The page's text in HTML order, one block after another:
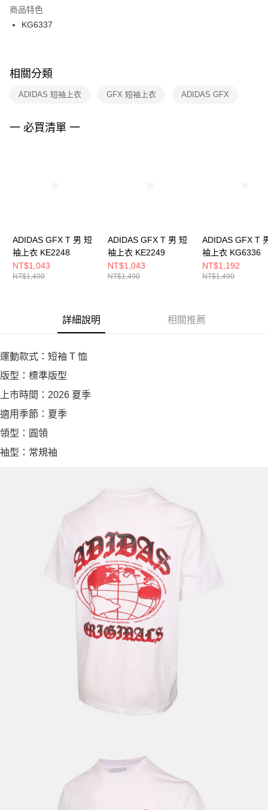
２．訂單成立數日內，您將收到繳費通知簡訊。
３．收到繳費通知簡訊後14天內，點擊此簡訊中的連結，可透過四大超商／
ATM／網路銀行／等多元方式進行付款，方視為交易完成。
※ 交易是否成功請以「AFTEE先享後付 」之結帳頁面顯示為準，若有關於
是否繳費成功／繳費後需取消欲退款等相關疑問，請聯繫「AFTEE先享後付
客戶支援中心」https://netprotections.freshdesk.com/support/home
１．透過由恩沛科技股份有限公司提供之「AFTEE先享後付」服務完成之交
易，需依本服務之必要範圍內提供個人資料，並將交易相關給付款項請求債
５．嚴禁一人註冊多個帳號或使用他人資訊註冊。若發現惡意使用之情形，
恩沛科技股份有限公司將有權停止該用戶之使用額度並採取法律行動。
付款後門市自取
每筆NT$100，滿NT$1,500(含以上)免運費
商品特色
KG6337
相關分類
ADIDAS 短袖上衣 GFX 短袖上衣 ADIDAS GFX
一 必買清單 一
ADIDAS GFX T 男 短
袖上衣 KE2248
NT$1,043
NT$1,490
ADIDAS GFX T 男 短
袖上衣 KE2249
NT$1,043
NT$1,490
ADIDAS GFX T
袖上衣 KG6336
NT$1,192
NT$1,490
詳細說明 相關推薦
運動款式：短袖 T 恤
版型：標準版型
上市時間：2026 夏季
適用季節：夏季
領型：圓領
袖型：常規袖